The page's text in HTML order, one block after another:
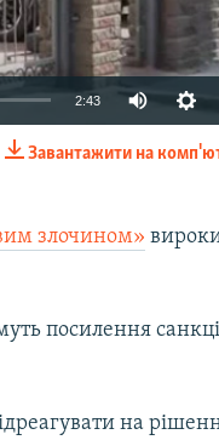
2:43 Auto
Завантажити на
злочином»
посилення
на